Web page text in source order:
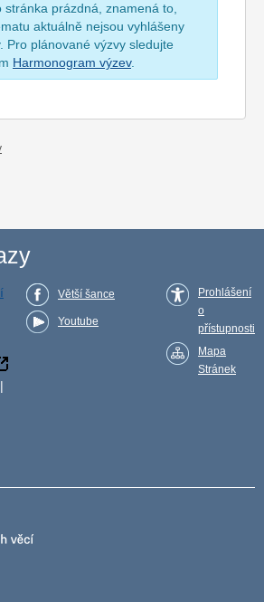
stránka prázdná, znamená to,
aktuálně nejsou vyhlášeny
Pro plánované výzvy sledujte
Harmonogram výzev.
|
Větší šance
Youtube
Prohlášení
o
přístupnosti
Mapa
Stránek